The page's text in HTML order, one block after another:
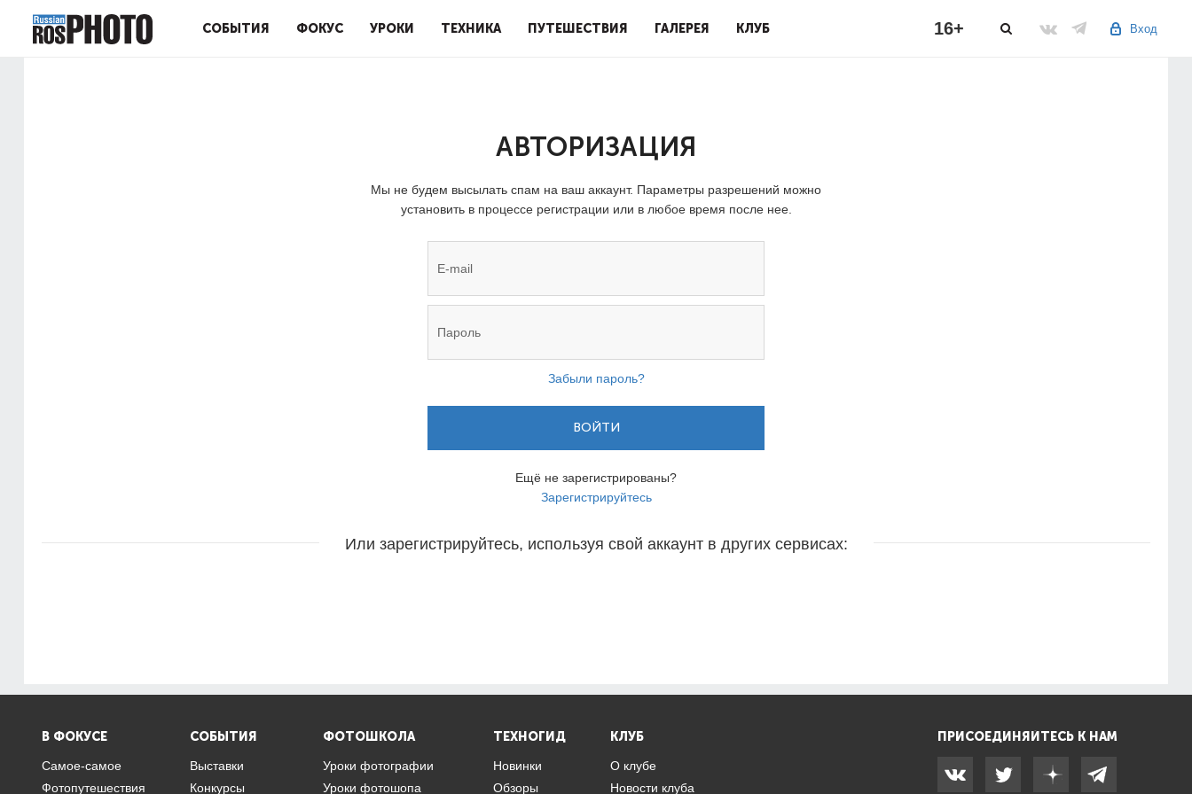
СОБЫТИЯ ФОКУС УРОКИ ТЕХНИКА ПУТЕШЕСТВИЯ ГАЛЕРЕЯ КЛУБ Вход
16+
АВТОРИЗАЦИЯ
Мы не будем высылать спам на ваш аккаунт. Параметры разрешений можно
установить в процессе регистрации или в любое время после нее.
Забыли пароль?
ВОЙТИ
Ещё не зарегистрированы?
Зарегистрируйтесь
Или зарегистрируйтесь, используя свой аккаунт в других сервисах:
В ФОКУСЕ
Самое-самое
Фотопутешествия
СОБЫТИЯ
Выставки
Конкурсы
ФОТОШКОЛА
Уроки фотографии
Уроки фотошопа
ТЕХНОГИД
Новинки
Обзоры
КЛУБ
О клубе
Новости клуба
ПРИСОЕДИНЯЙТЕСЬ К НАМ